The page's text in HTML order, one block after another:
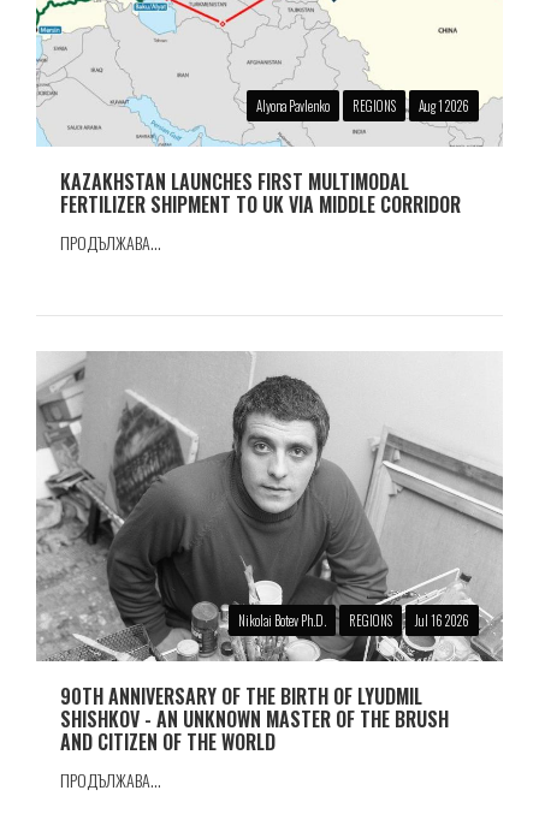
Alyona Pavlenko REGIONS Aug 1 2026
KAZAKHSTAN LAUNCHES FIRST MULTIMODAL
FERTILIZER SHIPMENT TO UK VIA MIDDLE CORRIDOR
ПРОДЪЛЖАВА...
Nikolai Botev Ph.D. REGIONS Jul 16 2026
90TH ANNIVERSARY OF THE BIRTH OF LYUDMIL
SHISHKOV - AN UNKNOWN MASTER OF THE BRUSH
AND CITIZEN OF THE WORLD
ПРОДЪЛЖАВА...